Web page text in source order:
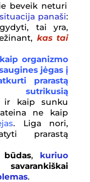
beveik neturi
panaši:
tai yra,
kas tai
organizmo
jėgas į
prarastą
sutrikusią
ir kaip sunku
ne kaip
jas. Liga nori,
prarastą
būdas, kuriuo
.